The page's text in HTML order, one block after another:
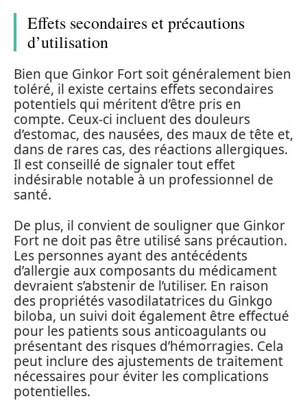
Effets secondaires et précautions
d’utilisation
Bien que Ginkor Fort soit généralement bien
toléré, il existe certains effets secondaires
potentiels qui méritent d’être pris en
compte. Ceux-ci incluent des douleurs
d’estomac, des nausées, des maux de tête et,
dans de rares cas, des réactions allergiques.
Il est conseillé de signaler tout effet
indésirable notable à un professionnel de
santé.
De plus, il convient de souligner que Ginkor
Fort ne doit pas être utilisé sans précaution.
Les personnes ayant des antécédents
d’allergie aux composants du médicament
devraient s’abstenir de l’utiliser. En raison
des propriétés vasodilatatrices du Ginkgo
biloba, un suivi doit également être effectué
pour les patients sous anticoagulants ou
présentant des risques d’hémorragies. Cela
peut inclure des ajustements de traitement
nécessaires pour éviter les complications
potentielles.